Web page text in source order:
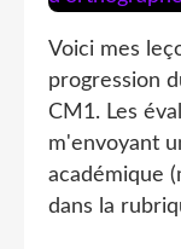
Voici mes
progression
CM1. Les
m'envoyant
académique
dans la